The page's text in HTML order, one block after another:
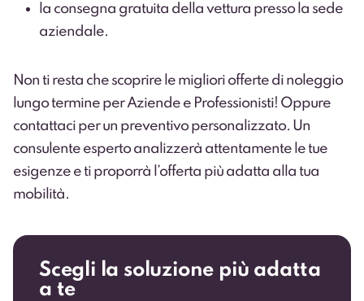
la consegna gratuita della vettura presso la sede
aziendale.
Non ti resta che scoprire le migliori offerte di noleggio
lungo termine per Aziende e Professionisti! Oppure
contattaci per un preventivo personalizzato. Un
consulente esperto analizzerà attentamente le tue
esigenze e ti proporrà l’offerta più adatta alla tua
mobilità.
Scegli la soluzione più adatta
a te